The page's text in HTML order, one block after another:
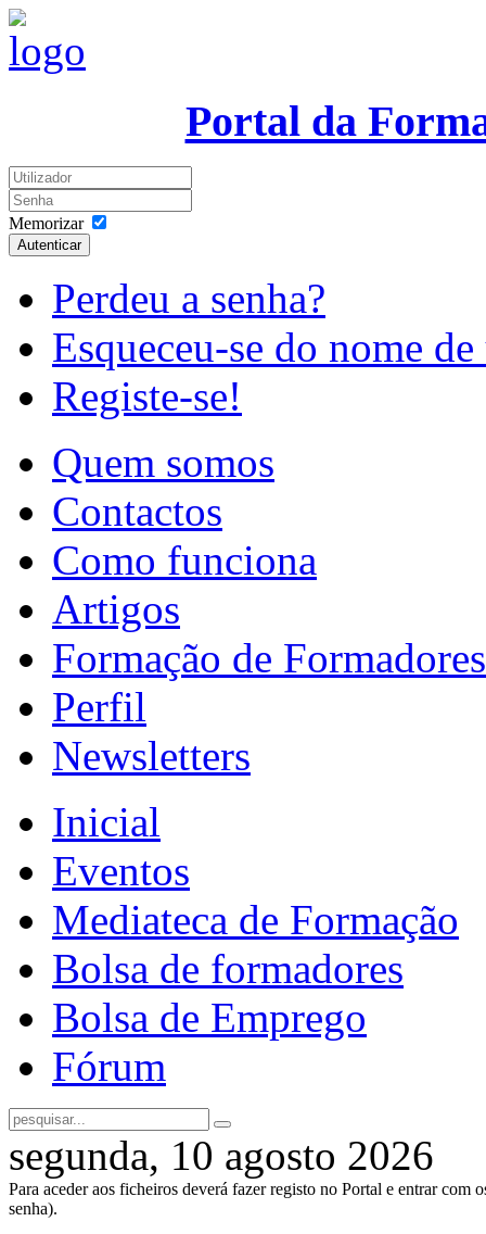
Portal da
Memorizar
Autenticar
Perdeu a senha?
Esqueceu-se do nome
Registe-se!
Quem somos
Contactos
Como funciona
Artigos
Formação de Formadores
Perfil
Newsletters
Inicial
Eventos
Mediateca de Formação
Bolsa de formadores
Bolsa de Emprego
Fórum
segunda, 10 agosto 2026
Para aceder aos ficheiros deverá fazer registo no Portal e entrar com
senha).